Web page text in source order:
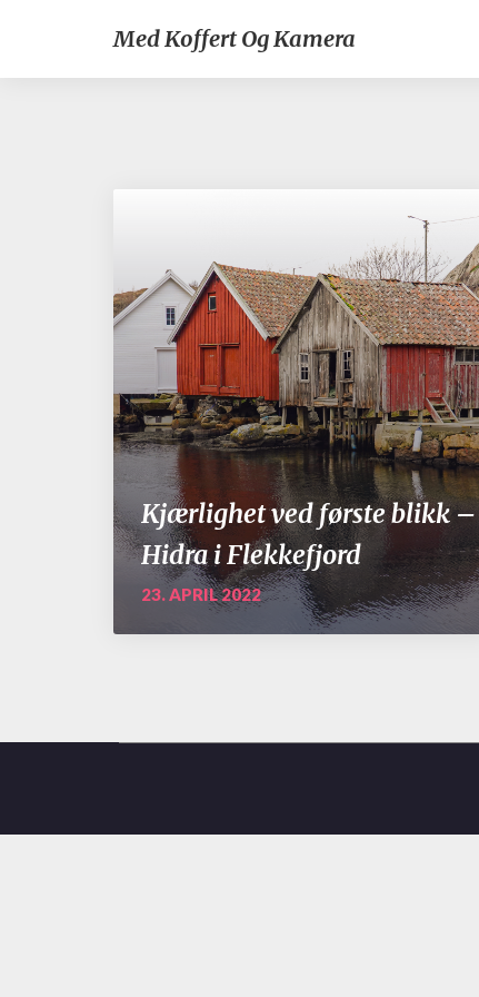
Med Koffert Og Kamera
Kjærlighet ved første blikk –
Hidra i Flekkefjord
23. APRIL 2022